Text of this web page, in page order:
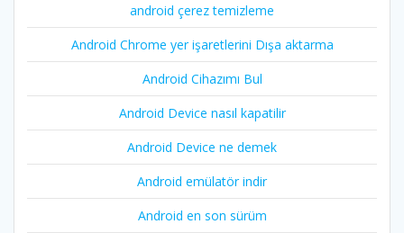
android çerez temizleme
Android Chrome yer işaretlerini Dışa aktarma
Android Cihazımı Bul
Android Device nasıl kapatilir
Android Device ne demek
Android emülatör indir
Android en son sürüm